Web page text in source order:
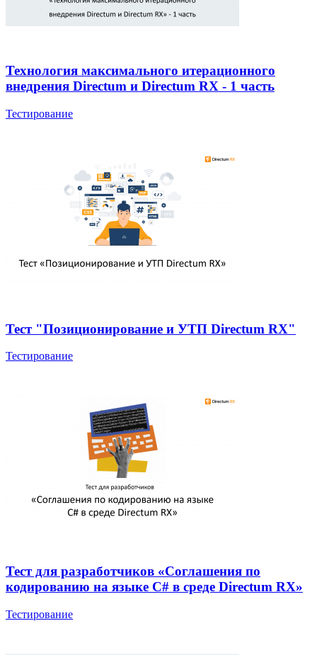
Технология максимального итерационного
внедрения Directum и Directum RX - 1 часть
Тестирование
Тест "Позиционирование и УТП Directum RX"
Тестирование
Тест для разработчиков «Соглашения по
кодированию на языке C# в среде Directum RX»
Тестирование